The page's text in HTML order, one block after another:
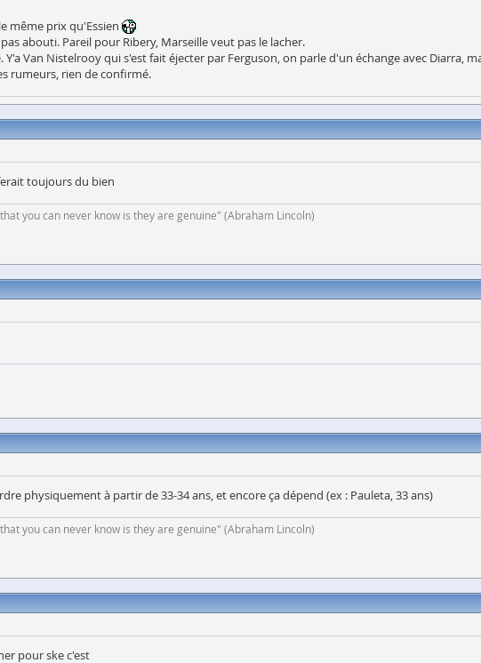
même prix qu'Essien
abouti. Pareil pour Ribery, Marseille veut pas le lacher.
Van Nistelrooy qui s'est fait éjecter par Ferguson, on parle d'un échange avec Diarra,
rumeurs, rien de confirmé.
toujours du bien
you can never know is they are genuine" (Abraham Lincoln)
physiquement à partir de 33-34 ans, et encore ça dépend (ex : Pauleta, 33 ans)
you can never know is they are genuine" (Abraham Lincoln)
pour ske c'est